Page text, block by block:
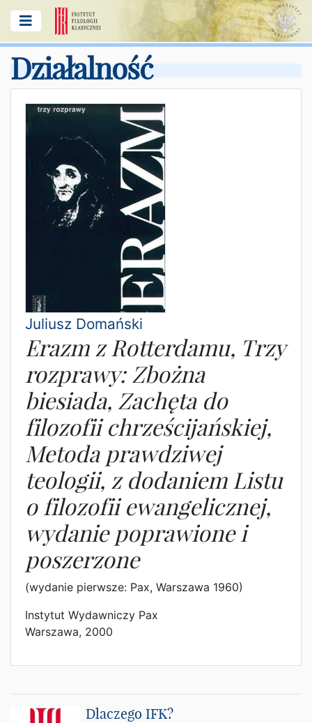
Działalność
Juliusz Domański
Erazm z Rotterdamu, Trzy
rozprawy: Zbożna
biesiada, Zachęta do
filozofii chrześcijańskiej,
Metoda prawdziwej
teologii, z dodaniem Listu
o filozofii ewangelicznej,
wydanie poprawione i
poszerzone
(wydanie pierwsze: Pax, Warszawa 1960)
Instytut Wydawniczy Pax
Warszawa, 2000
Dlaczego IFK?